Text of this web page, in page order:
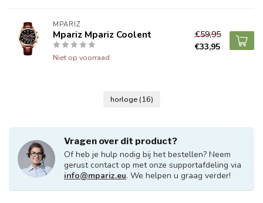
MPARIZ
Mpariz Mpariz Coolent
Niet op voorraad
€59,95
€33,95
horloge (16)
Vragen over dit product?
Of heb je hulp nodig bij het bestellen? Neem
gerust contact op met onze supportafdeling via
info@mpariz.eu. We helpen u graag verder!